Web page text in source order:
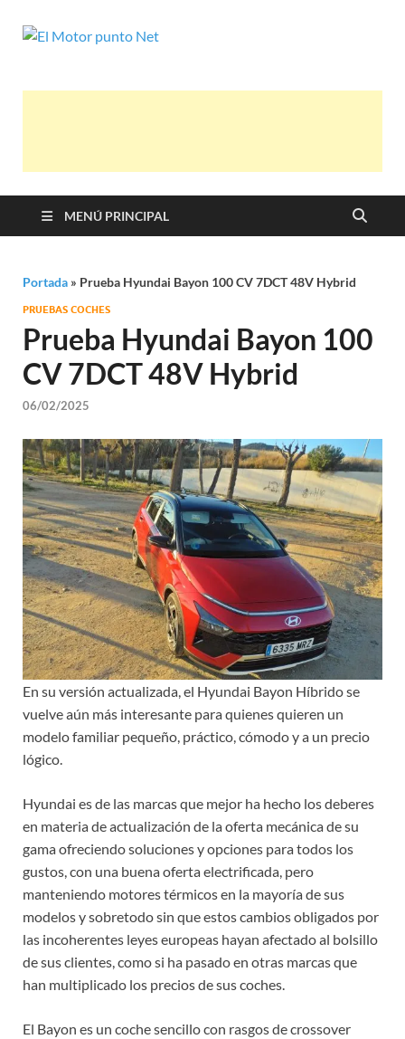
punto Net
MENÚ PRINCIPAL
Portada » Prueba Hyundai Bayon 100 CV 7DCT 48V Hybrid
PRUEBAS COCHES
Prueba Hyundai Bayon 100
CV 7DCT 48V Hybrid
06/02/2025
En su versión actualizada, el Hyundai Bayon Híbrido se
vuelve aún más interesante para quienes quieren un
modelo familiar pequeño, práctico, cómodo y a un precio
lógico.
Hyundai es de las marcas que mejor ha hecho los deberes
en materia de actualización de la oferta mecánica de su
gama ofreciendo soluciones y opciones para todos los
gustos, con una buena oferta electrificada, pero
manteniendo motores térmicos en la mayoría de sus
modelos y sobretodo sin que estos cambios obligados por
las incoherentes leyes europeas hayan afectado al bolsillo
de sus clientes, como si ha pasado en otras marcas que
han multiplicado los precios de sus coches.
El Bayon es un coche sencillo con rasgos de crossover